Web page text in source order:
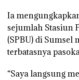
Ia
sejumlah Stasiun
(SPBU) di Sumsel
terbatasnya
“Saya langsung